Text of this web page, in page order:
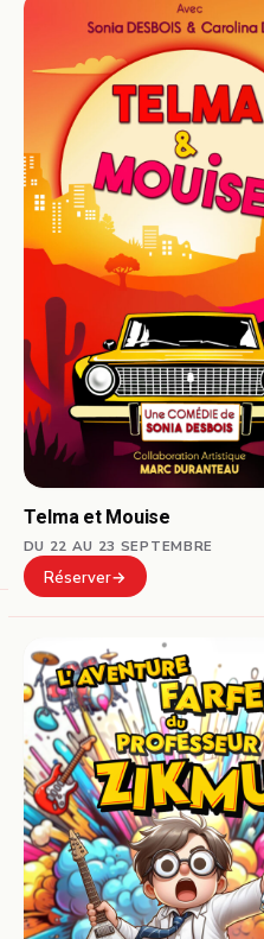
Telma et Mouise
DU 22 AU 23 SEPTEMBRE
Réserver